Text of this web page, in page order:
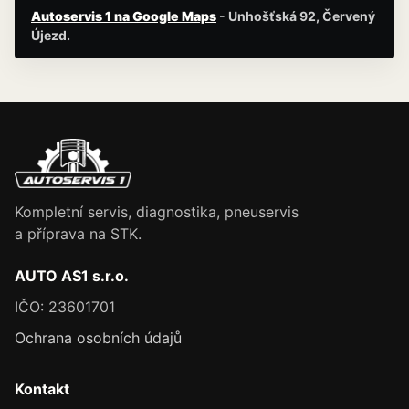
Autoservis 1 na Google Maps - Unhošťská 92, Červený
Újezd.
Kompletní servis, diagnostika, pneuservis
a příprava na STK.
AUTO AS1 s.r.o.
IČO: 23601701
Ochrana osobních údajů
Kontakt